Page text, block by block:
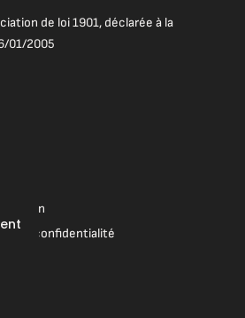
de loi 1901, déclarée à la
01/2005
de confidentialité